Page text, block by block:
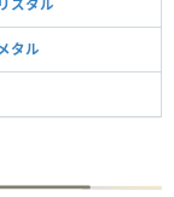
スタル
タル